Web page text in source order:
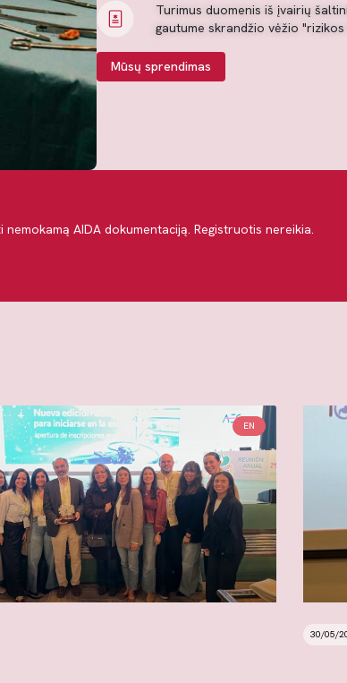
Turimus duomenis iš įvairių
gautume skrandžio vėžio
Mūsų sprendimas
AIDA dokumentaciją. Registruotis nereikia.
EN
30/05/